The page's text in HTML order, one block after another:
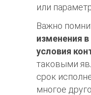
или
Важно
изменения
условия
таковыми
срок
многое